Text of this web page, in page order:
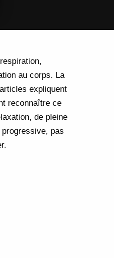
au corps. La
expliquent
reconnaître ce
de pleine
pas